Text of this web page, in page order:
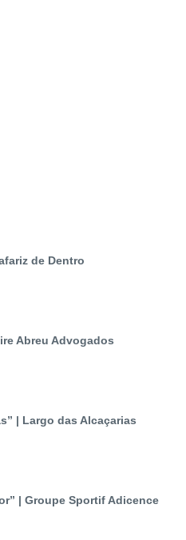
de Dentro
Abreu Advogados
| Largo das Alcaçarias
| Groupe Sportif Adicence